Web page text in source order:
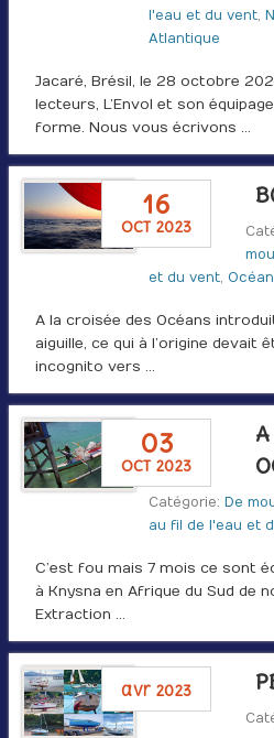
l'eau et du vent,
Atlantique
Jacaré, Brésil, le 28 octobre
lecteurs, L’Envol et son
forme. Nous vous écrivons …
16
oct 2023
et du vent,
A la croisée des Océans
aiguille, ce qui à l’origine devait
incognito vers …
03
oct 2023
Catégorie: De
au fil de l'eau et
C’est fou mais 7 mois ce sont
à Knysna en Afrique du Sud de
Extraction …
avr 2023